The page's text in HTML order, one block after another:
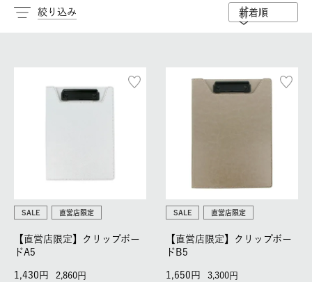
絞り込み 新着順
SALE 直営店限定
【直営店限定】クリップボー
ドA5
2,860
1,430
SALE 直営店限定
【直営店限定】クリップボー
ドB5
3,300
1,650